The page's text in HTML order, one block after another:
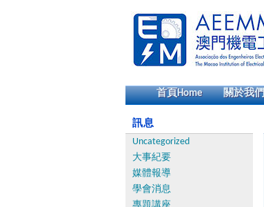
首頁Home 關於我們
訊息
Uncategorized
大事紀要
媒體報導
學會消息